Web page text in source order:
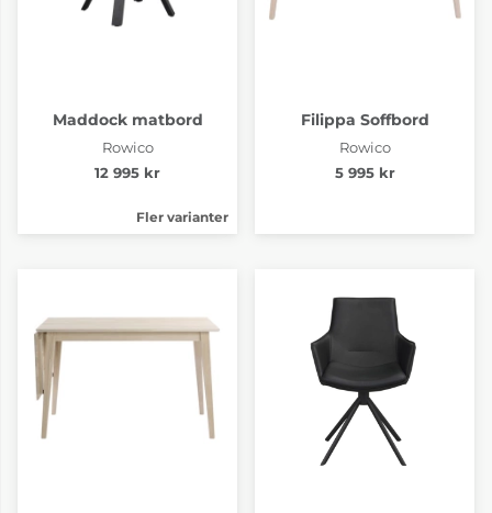
Maddock matbord
Rowico
12 995 kr
Fler varianter
Filippa Soffbord
Rowico
5 995 kr